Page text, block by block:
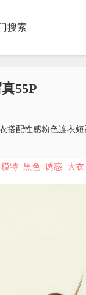
搜索
55P
搭配性感粉色连
模特 黑色 诱惑 大衣